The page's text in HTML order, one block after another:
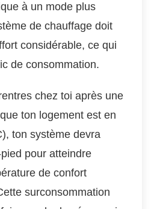
à un mode plus
de chauffage doit
considérable, ce qui
de consommation.
chez toi après une
ton logement est en
ton système devra
pour atteindre
de confort
surconsommation